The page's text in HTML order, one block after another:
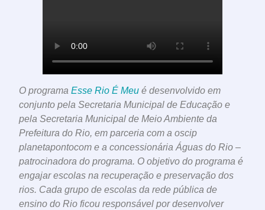
O programa Esse Rio É Meu é desenvolvido em
conjunto pela Secretaria Municipal de Educação e
pela Secretaria Municipal de Meio Ambiente da
Prefeitura do Rio, em parceria com a oscip
planetapontocom e a concessionária Águas do Rio –
patrocinadora do programa. O objetivo do programa é
engajar escolas na recuperação e preservação dos
rios. Cada grupo de escolas da rede pública de
ensino do Rio ficou responsável por desenvolver